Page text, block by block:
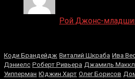
Рой Джонс-
Коди Брандейдж Виталий Шкраба Ива
Дэниелс Роберт Ривьера Джамиль
Уипперман Юджин Харт Олег Борисов